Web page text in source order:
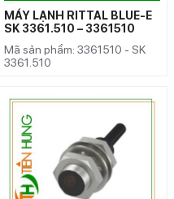
MÁY LẠNH RITTAL BLUE-E
SK 3361.510 – 3361510
Mã sản phẩm: 3361510 - SK
3361.510